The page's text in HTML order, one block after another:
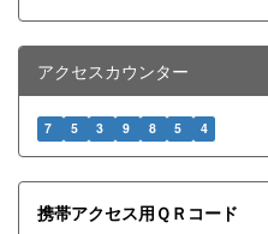
アクセスカウンター
7 5 3 9 8 5 4
携帯アクセス用ＱＲコード